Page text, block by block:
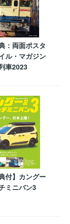
：両面ポスタ
ル・マガジン
車2023
付】カングー
ミニバン3